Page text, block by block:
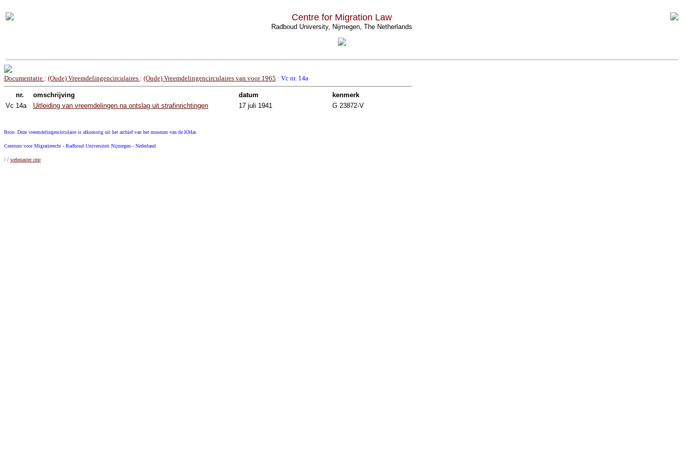
Centre for Migration Law
Radboud University, Nijmegen, The Netherlands
Documentatie : (Oude) Vreemdelingencirculaires : (Oude) Vreemdelingencirculaires van voor 1965 : Vc nr. 14a
nr. omschrijving datum
kenmerk
Vc 14a Uitleiding van vreemdelingen na ontslag uit strafinrichtingen 17 juli 1941 G 23872-V
Bron: Deze vreemdelingencirculaire is afkomstig uit het archief van het museum van de KMar.
Centrum voor Migratierecht - Radboud Universiteit Nijmegen - Nederland
/ / webmaster cmr